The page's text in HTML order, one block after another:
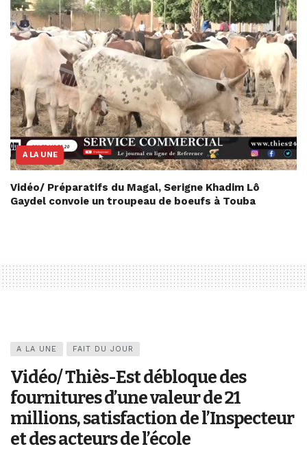
A LA UNE
Vidéo/ Préparatifs du Magal, Serigne Khadim Lô
Gaydel convoie un troupeau de boeufs à Touba
A LA UNE FAIT DU JOUR
Vidéo/ Thiès-Est débloque des
fournitures d’une valeur de 21
millions, satisfaction de l’Inspecteur
et des acteurs de l’école